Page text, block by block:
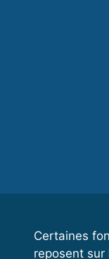
Certaines
reposent sur